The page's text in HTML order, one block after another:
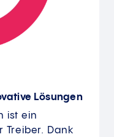
Lösungen
ist ein
Treiber. Dank